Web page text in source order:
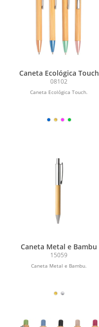
Caneta Ecológica Touch
08102
Caneta Ecológica Touch.
Caneta Metal e Bambu
15059
Caneta Metal e Bambu.